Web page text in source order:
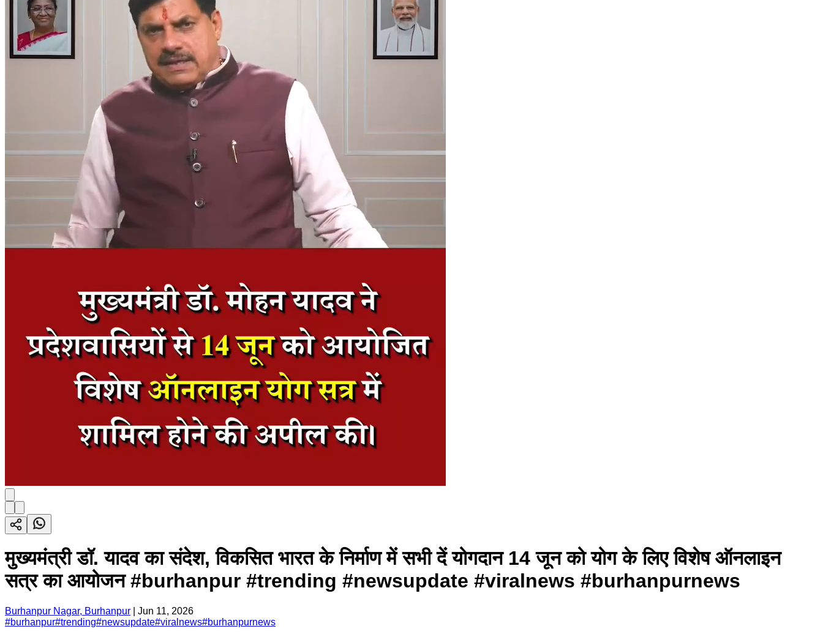
मुख्‍यमंत्री डॉ. यादव का संदेश, विकसित भारत के निर्माण में सभी दें योगदान 14 जून को योग के ल‍िए विशेष ऑनलाइन
सत्र का आयोजन #burhanpur #trending #newsupdate #viralnews #burhanpurnews
Burhanpur Nagar, Burhanpur
Jun 11, 2026
#burhanpur#trending#newsupdate#viralnews#burhanpurnews